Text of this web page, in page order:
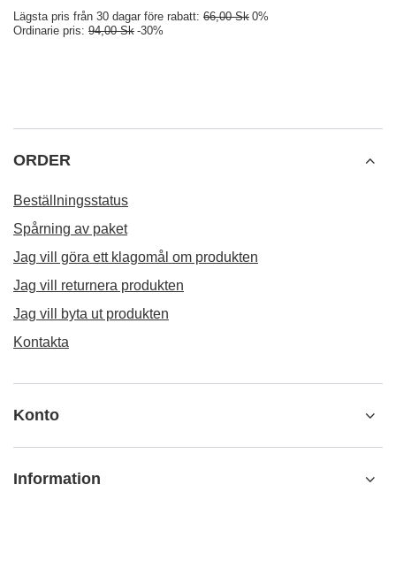
Lägsta pris från 30 dagar före rabatt: 66,00 Sk 0%
Ordinarie pris: 94,00 Sk -30%
ORDER
Beställningsstatus
Spårning av paket
Jag vill göra ett klagomål om produkten
Jag vill returnera produkten
Jag vill byta ut produkten
Kontakta
Konto
Information